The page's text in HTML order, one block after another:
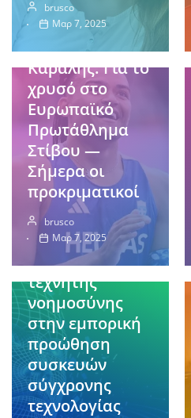
brusco
Μαρ 7, 2025
Αθλητικά
Εμμανουήλ
Καραλής: Για το
χρυσό στο
Ευρωπαϊκό
Πρωτάθλημα
Στίβου —
Σήμερα οι
προκριματικοί
brusco
Μαρ 7, 2025
Οικονομία
Κίνα:
Πρωταγωνιστικ
ός ο ρόλος της
τεχνητής
νοημοσύνης
στην εμπορική
προώθηση
συσκευών
σύγχρονης
τεχνολογίας